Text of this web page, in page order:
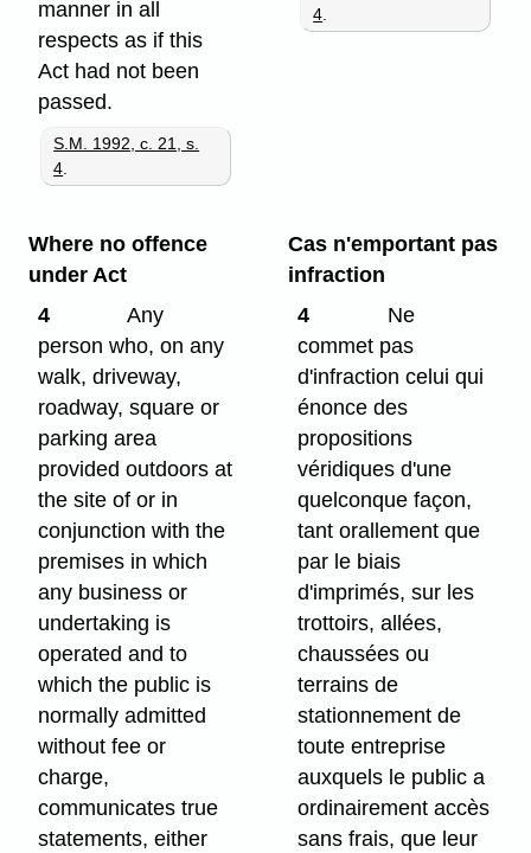
manner in all
respects as if this
Act had not been
passed.
S.M. 1992, c. 21, s.
4.
4.
Where no offence
under Act
4
Any
person who, on any
walk, driveway,
roadway, square or
parking area
provided outdoors at
the site of or in
conjunction with the
premises in which
any business or
undertaking is
operated and to
which the public is
normally admitted
without fee or
charge,
communicates true
statements, either
Cas n'emportant pas
infraction
4
Ne
commet pas
d'infraction celui qui
énonce des
propositions
véridiques d'une
quelconque façon,
tant orallement que
par le biais
d'imprimés, sur les
trottoirs, allées,
chaussées ou
terrains de
stationnement de
toute entreprise
auxquels le public a
ordinairement accès
sans frais, que leur